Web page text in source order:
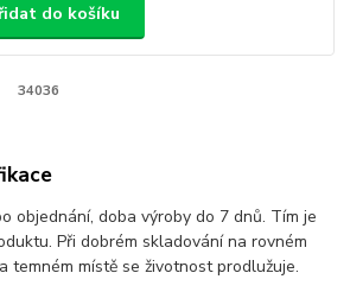
do košíku
34036
objednání, doba výroby do 7 dnů. Tím je
Při dobrém skladování na rovném
temném místě se životnost prodlužuje.